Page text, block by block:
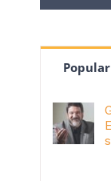
Popular